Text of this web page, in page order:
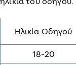
Ηλικία Οδηγού
18-20